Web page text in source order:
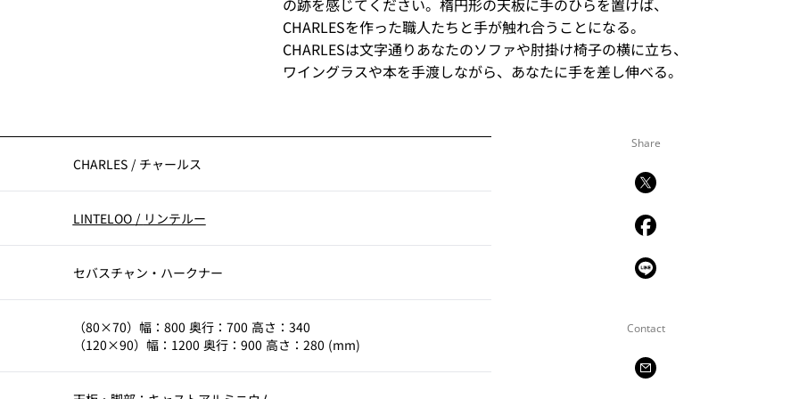
の跡を感じてください。楕円形の天板に⼿のひらを置けば、
CHARLESを作った職⼈たちと⼿が触れ合うことになる。
CHARLESは⽂字通りあなたのソファや肘掛け椅⼦の横に⽴ち、
ワイングラスや本を⼿渡しながら、あなたに⼿を差し伸べる。
Share
Contact
CHARLES / チャールス
LINTELOO / リンテルー
セバスチャン・ハークナー
（80×70）幅：800 奥行：700 高さ：340
（120×90）幅：1200 奥行：900 高さ：280 (mm)